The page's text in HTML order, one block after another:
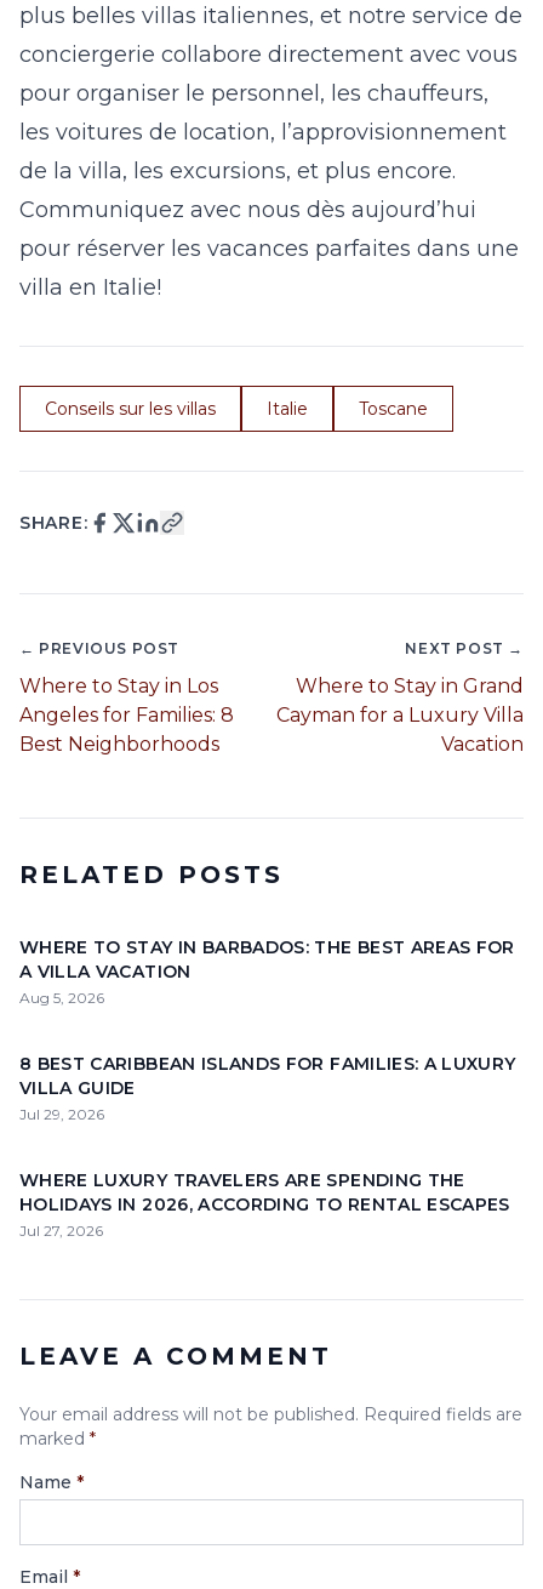
plus belles villas italiennes, et notre service de
conciergerie collabore directement avec vous
pour organiser le personnel, les chauffeurs,
les voitures de location, l’approvisionnement
de la villa, les excursions, et plus encore.
Communiquez avec nous dès aujourd’hui
pour réserver les vacances parfaites dans une
villa en Italie!
Conseils sur les villas Italie Toscane
SHARE:
← PREVIOUS POST
Where to Stay in Los
Angeles for Families: 8
Best Neighborhoods
NEXT POST →
Where to Stay in Grand
Cayman for a Luxury Villa
Vacation
RELATED POSTS
WHERE TO STAY IN BARBADOS: THE BEST AREAS FOR
A VILLA VACATION
Aug 5, 2026
8 BEST CARIBBEAN ISLANDS FOR FAMILIES: A LUXURY
VILLA GUIDE
Jul 29, 2026
WHERE LUXURY TRAVELERS ARE SPENDING THE
HOLIDAYS IN 2026, ACCORDING TO RENTAL ESCAPES
Jul 27, 2026
LEAVE A COMMENT
Your email address will not be published. Required fields are
marked *
Name *
Email *